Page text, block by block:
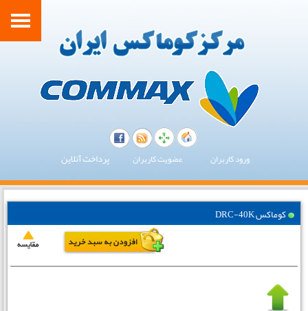
ورود کاربران عضویت کاربران پرداخت آنلاین
کوماکس DRC-40K